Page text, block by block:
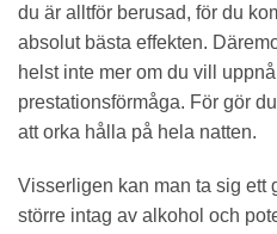
du är alltför berusad, för du
absolut bästa effekten.
helst inte mer om du vill uppnå
prestationsförmåga. För gör
att orka hålla på hela natten.
Visserligen kan man ta sig ett
större intag av alkohol och